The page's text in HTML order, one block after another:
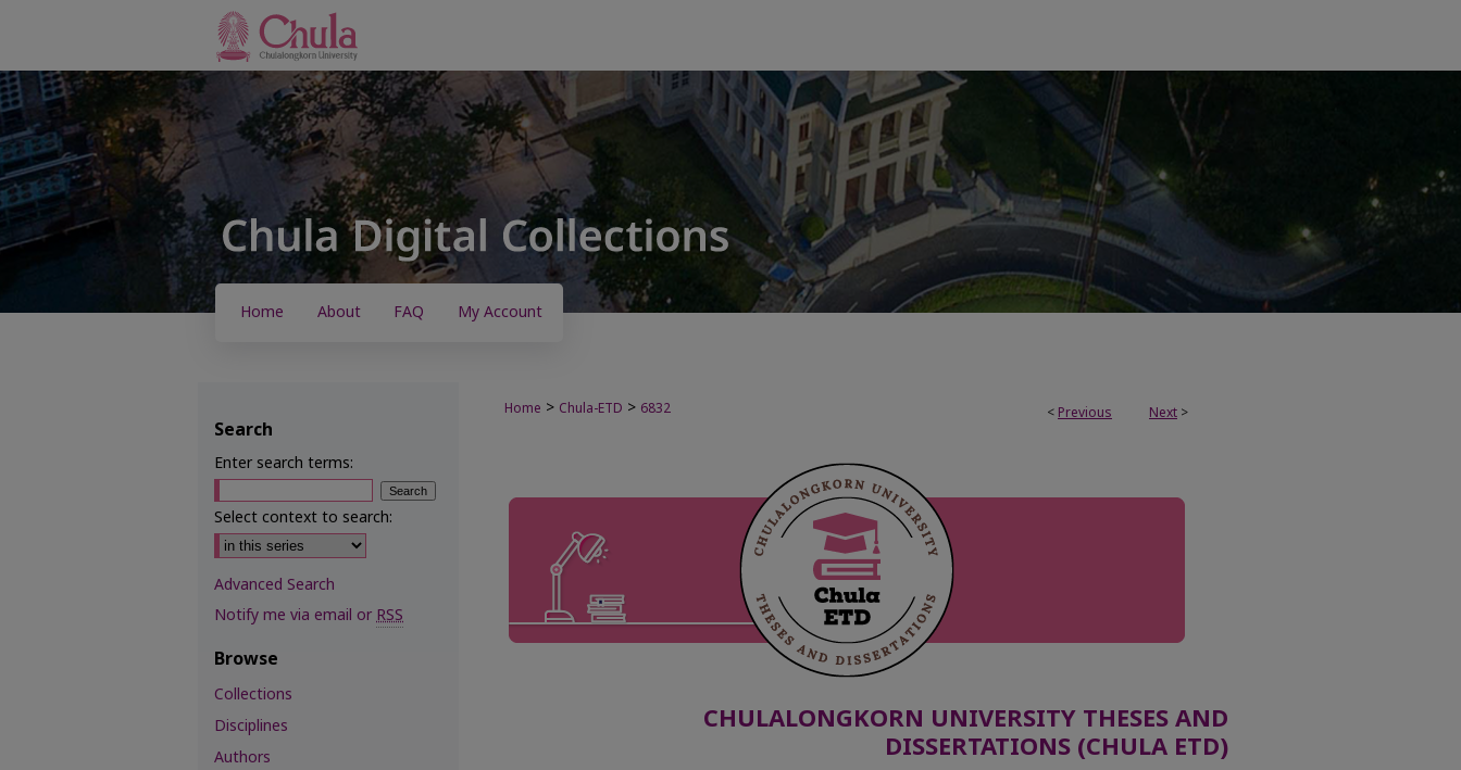
Home About FAQ My Account
< Previous Next >
Home > Chula-ETD > 6832
CHULALONGKORN UNIVERSITY THESES AND
DISSERTATIONS (CHULA ETD)
Search
Enter search terms:
Select context to search:
Advanced Search
Notify me via email orRSS
Browse
Collections
Disciplines
Authors